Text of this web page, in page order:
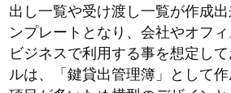
出し一覧や受け渡し一覧が作成
ンプレートとなり、会社やオフ
ビジネスで利用する事を想定し
ルは、「鍵貸出管理簿」として作